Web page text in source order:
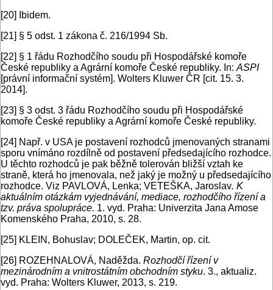
[20]
Ibidem.
[21] § 5 odst. 1 zákona č. 216/1994 Sb.
[22] § 1 řádu Rozhodčího soudu při Hospodářské komoře
České republiky a Agrární komoře České republiky. In: ASPI
[právní informační systém]. Wolters Kluwer ČR [cit. 15. 3.
2014].
[23] § 3 odst. 3 řádu Rozhodčího soudu při Hospodářské
komoře České republiky a Agrární komoře České republiky.
[24] Např. v USA je postavení rozhodců jmenovaných stranami
sporu vnímáno rozdílně od postavení předsedajícího rozhodce.
U těchto rozhodců je pak běžně tolerován bližší vztah ke
straně, která ho jmenovala, než jaký je možný u předsedajícího
rozhodce. Viz PAVLOVÁ, Lenka; VETEŠKA, Jaroslav. K
aktuálním otázkám vyjednávání, mediace, rozhodčího řízení a
tzv. práva spolupráce. 1. vyd. Praha: Univerzita Jana Amose
Komenského Praha, 2010, s. 28.
[25] KLEIN, Bohuslav; DOLEČEK, Martin, op. cit.
[26] ROZEHNALOVÁ, Naděžda. Rozhodčí řízení v
mezinárodním a vnitrostátním obchodním styku. 3., aktualiz.
vyd. Praha: Wolters Kluwer, 2013, s. 219.